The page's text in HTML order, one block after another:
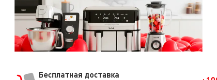
(кардиостимуляторы, искусственные артерии, протезы
и т.д.).
Бесплатная доставка